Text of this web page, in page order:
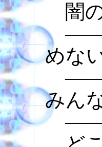
闇
――お
めな
――
みん
――許